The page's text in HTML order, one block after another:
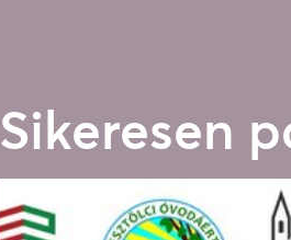
Sikeresen